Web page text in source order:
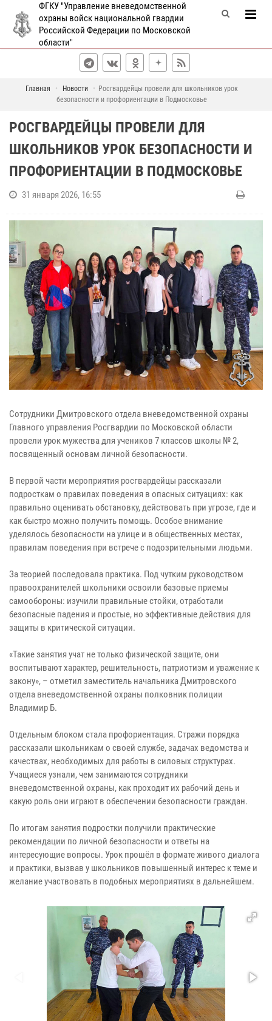
ФГКУ "Управление вневедомственной
охраны войск национальной гвардии
Российской Федерации по Московской
области"
Главная Новости
Росгвардейцы провели для школьников урок
безопасности и профориентации в Подмосковье
РОСГВАРДЕЙЦЫ ПРОВЕЛИ ДЛЯ
ШКОЛЬНИКОВ УРОК БЕЗОПАСНОСТИ И
ПРОФОРИЕНТАЦИИ В ПОДМОСКОВЬЕ
31 января 2026, 16:55
Сотрудники Дмитровского отдела вневедомственной охраны
Главного управления Росгвардии по Московской области
провели урок мужества для учеников 7 классов школы № 2,
посвященный основам личной безопасности.
В первой части мероприятия росгвардейцы рассказали
подросткам о правилах поведения в опасных ситуациях: как
правильно оценивать обстановку, действовать при угрозе, где и
как быстро можно получить помощь. Особое внимание
уделялось безопасности на улице и в общественных местах,
правилам поведения при встрече с подозрительными людьми.
За теорией последовала практика. Под чутким руководством
правоохранителей школьники освоили базовые приемы
самообороны: изучили правильные стойки, отработали
безопасные падения и простые, но эффективные действия для
защиты в критической ситуации.
«Такие занятия учат не только физической защите, они
воспитывают характер, решительность, патриотизм и уважение к
закону», – отметил заместитель начальника Дмитровского
отдела вневедомственной охраны полковник полиции
Владимир Б.
Отдельным блоком стала профориентация. Стражи порядка
рассказали школьникам о своей службе, задачах ведомства и
качествах, необходимых для работы в силовых структурах.
Учащиеся узнали, чем занимаются сотрудники
вневедомственной охраны, как проходит их рабочий день и
какую роль они играют в обеспечении безопасности граждан.
По итогам занятия подростки получили практические
рекомендации по личной безопасности и ответы на
интересующие вопросы. Урок прошёл в формате живого диалога
и практики, вызвав у школьников повышенный интерес к теме и
желание участвовать в подобных мероприятиях в дальнейшем.